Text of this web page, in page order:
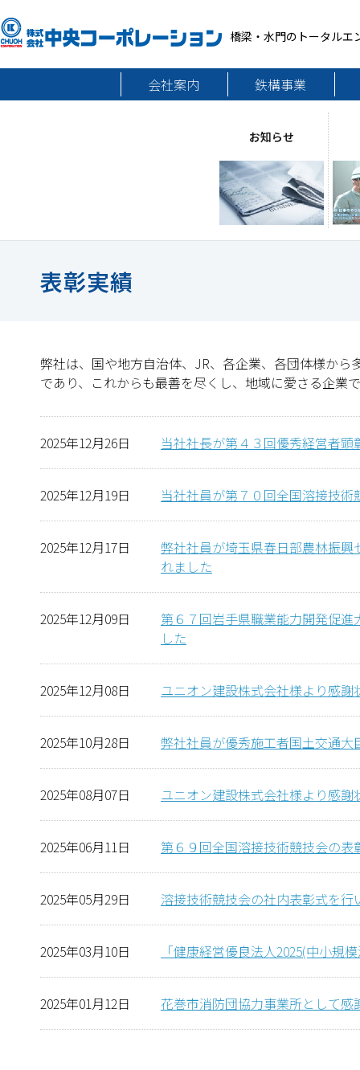
橋梁・水門のトータルエ
会社案内 鉄構事業
お知らせ
表彰実績
弊社は、国や地方自治体、JR、各企業、各団体様か
であり、これからも最善を尽くし、地域に愛さる企業
2025年12月26日 当社社長が第４３回優秀経営者
2025年12月19日 当社社員が第７０回全国溶接技
2025年12月17日
弊社社員が埼玉県春日部農林振
れました
2025年12月09日
第６７回岩手県職業能力開発促
した
2025年12月08日 ユニオン建設株式会社様より感謝
2025年10月28日 弊社社員が優秀施工者国土交通
2025年08月07日 ユニオン建設株式会社様より感謝
2025年06月11日 第６９回全国溶接技術競技会の表
2025年05月29日 溶接技術競技会の社内表彰式を行
2025年03月10日 「健康経営優良法人2025(中小規
2025年01月12日 花巻市消防団協力事業所として感